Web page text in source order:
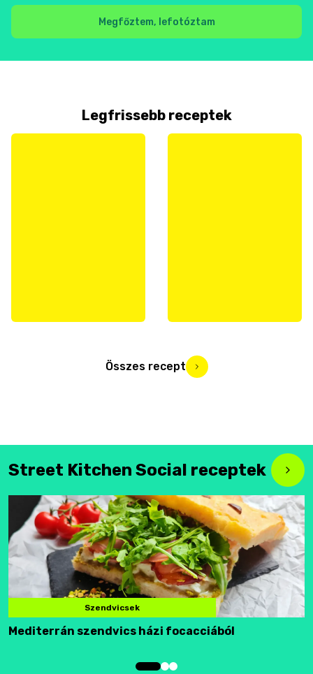
Megfőztem, lefotóztam
Legfrissebb receptek
Összes recept
Street Kitchen Social receptek
Szendvicsek
Mediterrán szendvics házi focacciából